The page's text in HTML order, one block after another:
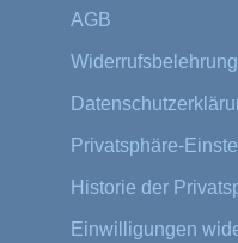
AGB
Widerrufsbelehrung
Privatsphäre-
Historie der
Einwilligungen